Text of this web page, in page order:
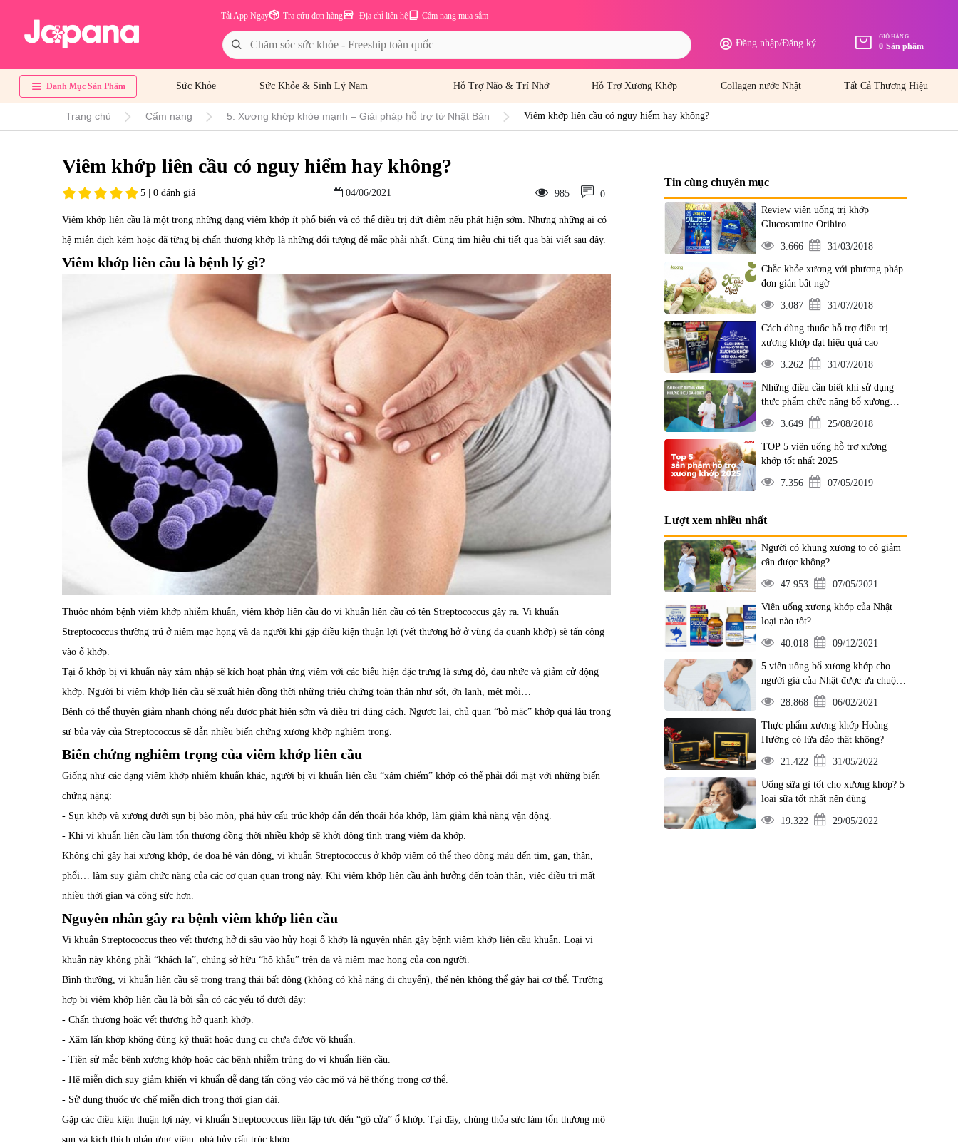
Cẩm nang mua sắm
Địa chỉ liên hệ
Tra cứu đơn hàng
Tải App Ngay
Đăng nhập/Đăng ký
GIỎ HÀNG
0 Sản phẩm
Danh Mục Sản Phẩm Sức Khỏe Sức Khỏe & Sinh Lý Nam Hỗ Trợ Não & Trí Nhớ Hỗ Trợ Xương Khớp Collagen nước Nhật Tất Cả Thương Hiệu
Trang chủ Cẩm nang 5. Xương khớp khỏe mạnh – Giải pháp hỗ trợ từ Nhật Bản Viêm khớp liên cầu có nguy hiểm hay không?
Viêm khớp liên cầu có nguy hiểm hay không?
5 | 0 đánh giá 04/06/2021 985 0
Viêm khớp liên cầu là một trong những dạng viêm khớp ít phổ biến và có thể điều trị dứt điểm nếu phát hiện sớm. Nhưng những ai có
hệ miễn dịch kém hoặc đã từng bị chấn thương khớp là những đối tượng dễ mắc phải nhất. Cùng tìm hiểu chi tiết qua bài viết sau đây.
Viêm khớp liên cầu là bệnh lý gì?
Thuộc nhóm bệnh viêm khớp nhiễm khuẩn, viêm khớp liên cầu do vi khuẩn liên cầu có tên Streptococcus gây ra. Vi khuẩn
Streptococcus thường trú ở niêm mạc họng và da người khi gặp điều kiện thuận lợi (vết thương hở ở vùng da quanh khớp) sẽ tấn công
vào ổ khớp.
Tại ổ khớp bị vi khuẩn này xâm nhập sẽ kích hoạt phản ứng viêm với các biểu hiện đặc trưng là sưng đỏ, đau nhức và giảm cử động
khớp. Người bị viêm khớp liên cầu sẽ xuất hiện đồng thời những triệu chứng toàn thân như sốt, ớn lạnh, mệt mỏi…
Bệnh có thể thuyên giảm nhanh chóng nếu được phát hiện sớm và điều trị đúng cách. Ngược lại, chủ quan “bỏ mặc” khớp quá lâu trong
sự bủa vây của Streptococcus sẽ dẫn nhiều biến chứng xương khớp nghiêm trọng.
Biến chứng nghiêm trọng của viêm khớp liên cầu
Giống như các dạng viêm khớp nhiễm khuẩn khác, người bị vi khuẩn liên cầu “xâm chiếm” khớp có thể phải đối mặt với những biến
chứng nặng:
- Sụn khớp và xương dưới sụn bị bào mòn, phá hủy cấu trúc khớp dẫn đến thoái hóa khớp, làm giảm khả năng vận động.
- Khi vi khuẩn liên cầu làm tổn thương đồng thời nhiều khớp sẽ khởi động tình trạng viêm đa khớp.
Không chỉ gây hại xương khớp, đe dọa hệ vận động, vi khuẩn Streptococcus ở khớp viêm có thể theo dòng máu đến tim, gan, thận,
phổi… làm suy giảm chức năng của các cơ quan quan trọng này. Khi viêm khớp liên cầu ảnh hưởng đến toàn thân, việc điều trị mất
nhiều thời gian và công sức hơn.
Nguyên nhân gây ra bệnh viêm khớp liên cầu
Vi khuẩn Streptococcus theo vết thương hở đi sâu vào hủy hoại ổ khớp là nguyên nhân gây bệnh viêm khớp liên cầu khuẩn. Loại vi
khuẩn này không phải “khách lạ”, chúng sở hữu “hộ khẩu” trên da và niêm mạc họng của con người.
Bình thường, vi khuẩn liên cầu sẽ trong trạng thái bất động (không có khả năng di chuyển), thế nên không thể gây hại cơ thể. Trường
hợp bị viêm khớp liên cầu là bởi sẵn có các yếu tố dưới đây:
- Chấn thương hoặc vết thương hở quanh khớp.
- Xâm lấn khớp không đúng kỹ thuật hoặc dụng cụ chưa được vô khuẩn.
- Tiền sử mắc bệnh xương khớp hoặc các bệnh nhiễm trùng do vi khuẩn liên cầu.
- Hệ miễn dịch suy giảm khiến vi khuẩn dễ dàng tấn công vào các mô và hệ thống trong cơ thể.
- Sử dụng thuốc ức chế miễn dịch trong thời gian dài.
Gặp các điều kiện thuận lợi này, vi khuẩn Streptococcus liền lập tức đến “gõ cửa” ổ khớp. Tại đây, chúng thỏa sức làm tổn thương mô
sụn và kích thích phản ứng viêm, phá hủy cấu trúc khớp.
Tin cùng chuyên mục
Review viên uống trị khớp
Glucosamine Orihiro
3.666 31/03/2018
Chắc khỏe xương với phương pháp
đơn giản bất ngờ
3.087 31/07/2018
Cách dùng thuốc hỗ trợ điều trị
xương khớp đạt hiệu quả cao
3.262 31/07/2018
Những điều cần biết khi sử dụng
thực phẩm chức năng bổ xương
khớp
3.649 25/08/2018
TOP 5 viên uống hỗ trợ xương
khớp tốt nhất 2025
7.356 07/05/2019
Lượt xem nhiều nhất
Người có khung xương to có giảm
cân được không?
47.953 07/05/2021
Viên uống xương khớp của Nhật
loại nào tốt?
40.018 09/12/2021
5 viên uống bổ xương khớp cho
người già của Nhật được ưa chuộng
nhất hiện nay
28.868 06/02/2021
Thực phẩm xương khớp Hoàng
Hường có lừa đảo thật không?
21.422 31/05/2022
Uống sữa gì tốt cho xương khớp? 5
loại sữa tốt nhất nên dùng
19.322 29/05/2022